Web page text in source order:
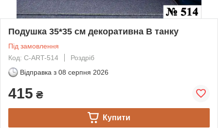
Подушка 35*35 см декоративна В танку
Під замовлення
Код: C-ART-514
Роздріб
Відправка з 08 серпня 2026
415 ₴
Купити